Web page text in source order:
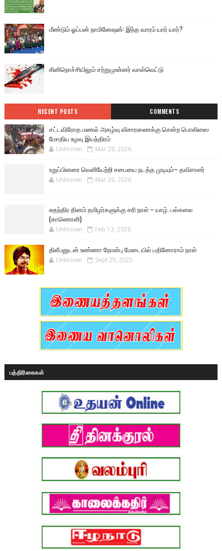
மீண்டும் ஓப்பன் நாமினேஷன்: இந்த வாரம் யார் யார்?
கிளிநொச்சியிலும் சற்றுமுன்னர் வாள்வெட்டு
RECENT POSTS COMMENTS
சட்டவிரோத மணல் அகழ்வு விசாரணைக்கு சென்ற பொலிஸை
மோதிய உழவு இயந்திரம்
Unknown Mar 29, 2026
உறுப்பினரை வெளியேற்றி சபையை நடத்த முடியும்– தவிசாளர்
Unknown Mar 29, 2026
சுதந்திர தினம் தமிழர்களுக்கு கரி நாள் – யாழ். பல்கலை
(காணொளி)
Unknown Feb 13, 2026
திலீபனுடன் உண்ணா நோன்பு மேடையில் பதினோராம் நாள்
Unknown Sept 25, 2025
பத்திரிகைகள்